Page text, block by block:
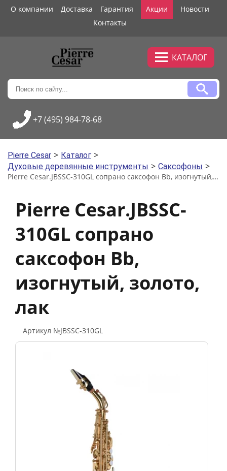
О компании Доставка Гарантия Акции
Новости
Контакты
КАТАЛОГ
+7 (495) 984-78-68
Pierre Cesar > Каталог >
Духовые деревянные инструменты > Саксофоны >
Pierre Cesar.JBSSC-310GL сопрано саксофон Bb, изогнутый, золото, лак
Pierre Cesar.JBSSC-
310GL сопрано
саксофон Bb,
изогнутый, золото,
лак
Артикул №JBSSC-310GL